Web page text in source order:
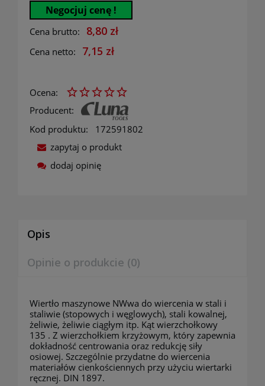
Negocjuj cenę !
Cena brutto: 8,80 zł
Cena netto: 7,15 zł
Ocena:
Producent:
Kod produktu:
172591802
zapytaj o produkt
dodaj opinię
Opis
Opinie o produkcie (0)
Wiertło maszynowe NWwa do wiercenia w stali i
staliwie (stopowych i węglowych), stali kowalnej,
żeliwie, żeliwie ciągłym itp. Kąt wierzchołkowy
135 . Z wierzchołkiem krzyżowym, który zapewnia
dokładność centrowania oraz redukcję siły
osiowej. Szczególnie przydatne do wiercenia
materiałów cienkościennych przy użyciu wiertarki
ręcznej. DIN 1897.